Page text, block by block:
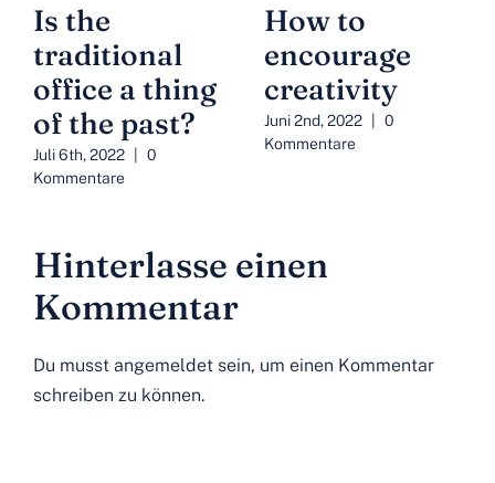
Is the
traditional
office a thing
of the past?
Juli 6th, 2022
0
Kommentare
How to
encourage
creativity
Juni 2nd, 2022
0
Kommentare
Hinterlasse einen
Kommentar
Du musst angemeldet sein, um einen Kommentar
schreiben zu können.